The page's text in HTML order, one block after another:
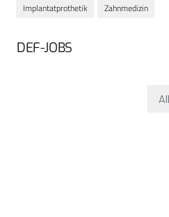
Implantatprothetik Zahnmedizin
DEF-JOBS